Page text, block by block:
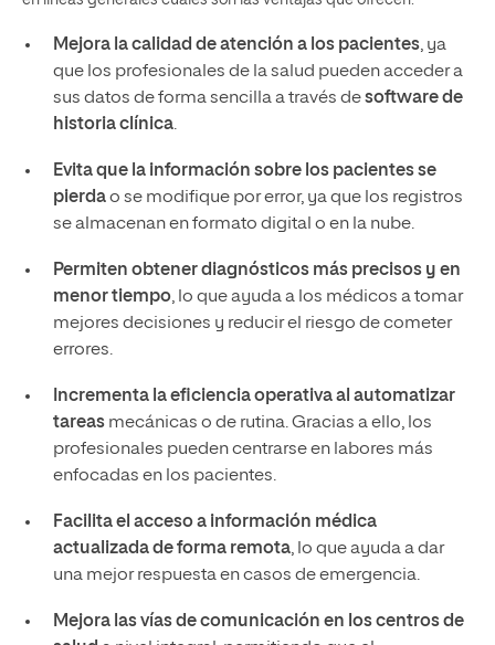
Mejora la calidad de atención a los pacientes, ya
que los profesionales de la salud pueden acceder a
sus datos de forma sencilla a través desoftware de
historia clínica.
Evita que la información sobre los pacientes se
pierdao se modifique por error, ya que los registros
se almacenan en formato digital o en la nube.
Permiten obtener diagnósticos más precisos y en
menor tiempo, lo que ayuda a los médicos a tomar
mejores decisiones y reducir el riesgo de cometer
errores.
Incrementa la eficiencia operativa al automatizar
tareasmecánicas o de rutina. Gracias a ello, los
profesionales pueden centrarse en labores más
enfocadas en los pacientes.
Facilita el acceso a información médica
actualizada de forma remota, lo que ayuda a dar
una mejor respuesta en casos de emergencia.
Mejora las vías de comunicación en los centros de